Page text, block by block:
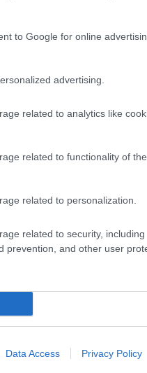
to Google for online
advertising.
related to analytics like
related to functionality of
related to personalization.
related to security, including
prevention, and other user
Data Access Privacy Policy
μαχήτρια και
του παιδιού της,